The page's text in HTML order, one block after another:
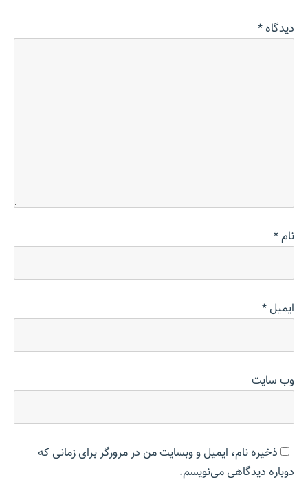
دیدگاه*
نام*
ایمیل*
وب‌ سایت
ذخیره نام، ایمیل و وبسایت من در مرورگر برای زمانی که
دوباره دیدگاهی می‌نویسم.